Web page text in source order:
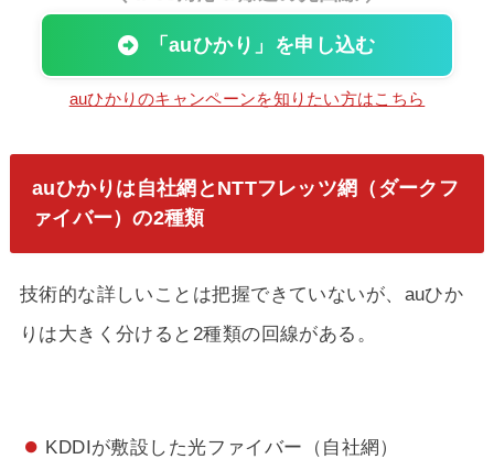
「auひかり」を申し込む
auひかりのキャンペーンを知りたい方はこちら
auひかりは自社網とNTTフレッツ網（ダークフ
ァイバー）の2種類
技術的な詳しいことは把握できていないが、auひか
りは大きく分けると2種類の回線がある。
KDDIが敷設した光ファイバー（自社網）